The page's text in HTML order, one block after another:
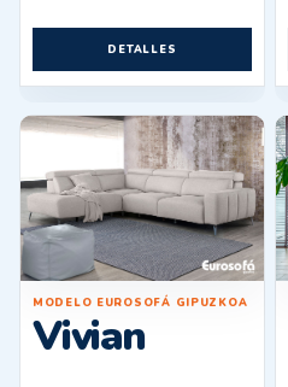
DETALLES
MODELO EUROSOFÁ GIPUZKOA
Vivian